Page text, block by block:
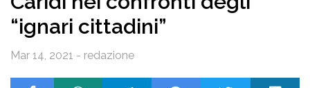
“ignari cittadini”
Mar 14, 2021 - redazione